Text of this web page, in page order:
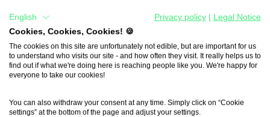
English Privacy policy
Legal Notice
Cookies, Cookies, Cookies! 🍪
The cookies on this site are unfortunately not edible, but are important for us
to understand who visits our site - and how often they visit. It really helps us to
find out if what we're doing here is reaching people like you. We're happy for
everyone to take our cookies!
You can also withdraw your consent at any time. Simply click on “Cookie
settings” at the bottom of the page and adjust your settings.